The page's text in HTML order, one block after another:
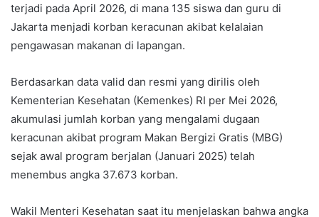
terjadi pada April 2026, di mana 135 siswa dan guru di
Jakarta menjadi korban keracunan akibat kelalaian
pengawasan makanan di lapangan.
Berdasarkan data valid dan resmi yang dirilis oleh
Kementerian Kesehatan (Kemenkes) RI per Mei 2026,
akumulasi jumlah korban yang mengalami dugaan
keracunan akibat program Makan Bergizi Gratis (MBG)
sejak awal program berjalan (Januari 2025) telah
menembus angka 37.673 korban.
Wakil Menteri Kesehatan saat itu menjelaskan bahwa angka